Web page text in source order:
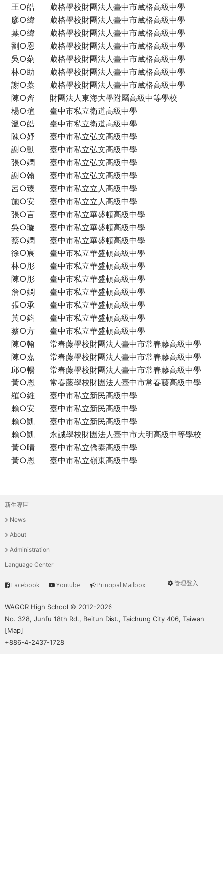
王○皓
葳格學校財團法人臺中市葳格高級中學
廖○緯
葳格學校財團法人臺中市葳格高級中學
葉○緯
葳格學校財團法人臺中市葳格高級中學
劉○恩
葳格學校財團法人臺中市葳格高級中學
吳○蒳
葳格學校財團法人臺中市葳格高級中學
林○助
葳格學校財團法人臺中市葳格高級中學
謝○蓁
葳格學校財團法人臺中市葳格高級中學
陳○齊
財團法人東海大學附屬高級中等學校
楊○瑄
臺中市私立衛道高級中學
溫○皓
臺中市私立衛道高級中學
陳○妤
臺中市私立弘文高級中學
謝○勳
臺中市私立弘文高級中學
張○嫻
臺中市私立弘文高級中學
謝○翰
臺中市私立弘文高級中學
呂○臻
臺中市私立立人高級中學
施○安
臺中市私立立人高級中學
張○言
臺中市私立華盛頓高級中學
吳○璇
臺中市私立華盛頓高級中學
蔡○嫻
臺中市私立華盛頓高級中學
徐○宸
臺中市私立華盛頓高級中學
林○彤
臺中市私立華盛頓高級中學
陳○彤
臺中市私立華盛頓高級中學
詹○嫻
臺中市私立華盛頓高級中學
張○承
臺中市私立華盛頓高級中學
黃○鈞
臺中市私立華盛頓高級中學
蔡○方
臺中市私立華盛頓高級中學
陳○翰
常春藤學校財團法人臺中市常春藤高級中學
陳○嘉
常春藤學校財團法人臺中市常春藤高級中學
邱○暢
常春藤學校財團法人臺中市常春藤高級中學
黃○恩
常春藤學校財團法人臺中市常春藤高級中學
羅○維
臺中市私立新民高級中學
賴○安
臺中市私立新民高級中學
賴○凱
臺中市私立新民高級中學
賴○凱
永誠學校財團法人臺中市大明高級中等學校
黃○晴
臺中市私立僑泰高級中學
黃○恩
臺中市私立嶺東高級中學
主
選
單
新生專區
News
About
Administration
Language Center
User
管理登入
Service
Facebook Youtube Principal Mailbox
WAGOR High School © 2012-2026
No. 328, Junfu 18th Rd., Beitun Dist., Taichung City 406, Taiwan
[Map]
+886-4-2437-1728